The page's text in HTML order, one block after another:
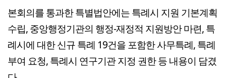
본회의를 통과한 특별법안에는 특례시 지원 기본계획
수립, 중앙행정기관의 행정-재정적 지원방안 마련, 특
례시에 대한 신규 특례 19건을 포함한 사무특례, 특례
부여 요청, 특례시 연구기관 지정 권한 등 내용이 담겼